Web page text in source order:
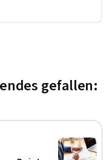
gefallen: